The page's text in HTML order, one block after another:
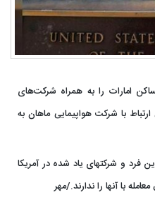
امارات را به همراه شرکت‌های
با شرکت هواپیمایی ماهان به
فرد و شرکتهای یاد شده در آمریکا
با آنها را ندارند./مهر